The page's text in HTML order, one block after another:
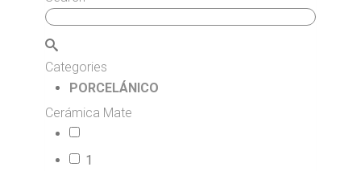
Categories
PORCELÁNICO
Cerámica Mate
1